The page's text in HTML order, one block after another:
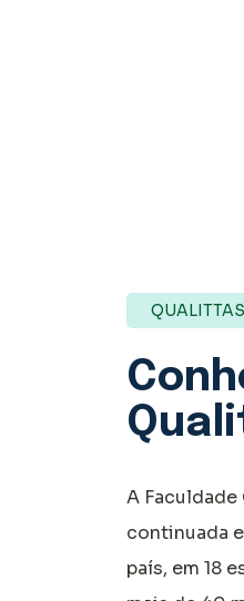
A
continuada
país, em 18